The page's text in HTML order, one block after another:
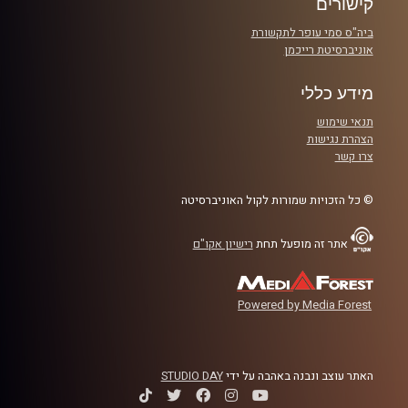
קישורים
ביה"ס סמי עופר לתקשורת
אוניברסיטת רייכמן
מידע כללי
תנאי שימוש
הצהרת נגישות
צרו קשר
© כל הזכויות שמורות לקול האוניברסיטה
אתר זה מופעל תחת רישיון אקו"ם
Powered by Media Forest
האתר עוצב ונבנה באהבה על ידיSTUDIO DAY